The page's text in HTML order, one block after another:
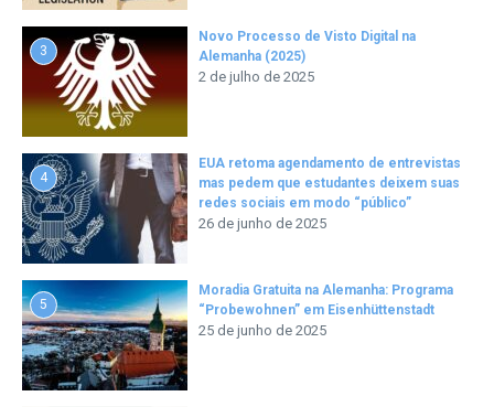
3
Novo Processo de Visto Digital na
Alemanha (2025)
2 de julho de 2025
4
EUA retoma agendamento de entrevistas
mas pedem que estudantes deixem suas
redes sociais em modo “público”
26 de junho de 2025
5
Moradia Gratuita na Alemanha: Programa
“Probewohnen” em Eisenhüttenstadt
25 de junho de 2025